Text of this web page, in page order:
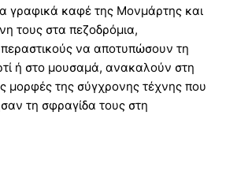
γραφικά καφέ της Μονμάρτης και
τους στα πεζοδρόμια,
να αποτυπώσουν τη
ή στο μουσαμά, ανακαλούν στη
μορφές της σύγχρονης τέχνης που
τη σφραγίδα τους στη